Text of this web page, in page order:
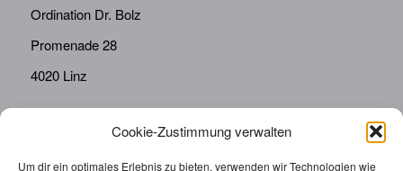
Cookie-Zustimmung verwalten
Um dir ein optimales Erlebnis zu bieten, verwenden wir Technologien wie
Ordination Dr. Bolz
Promenade 28
4020 Linz
Telefon:
0676814287655